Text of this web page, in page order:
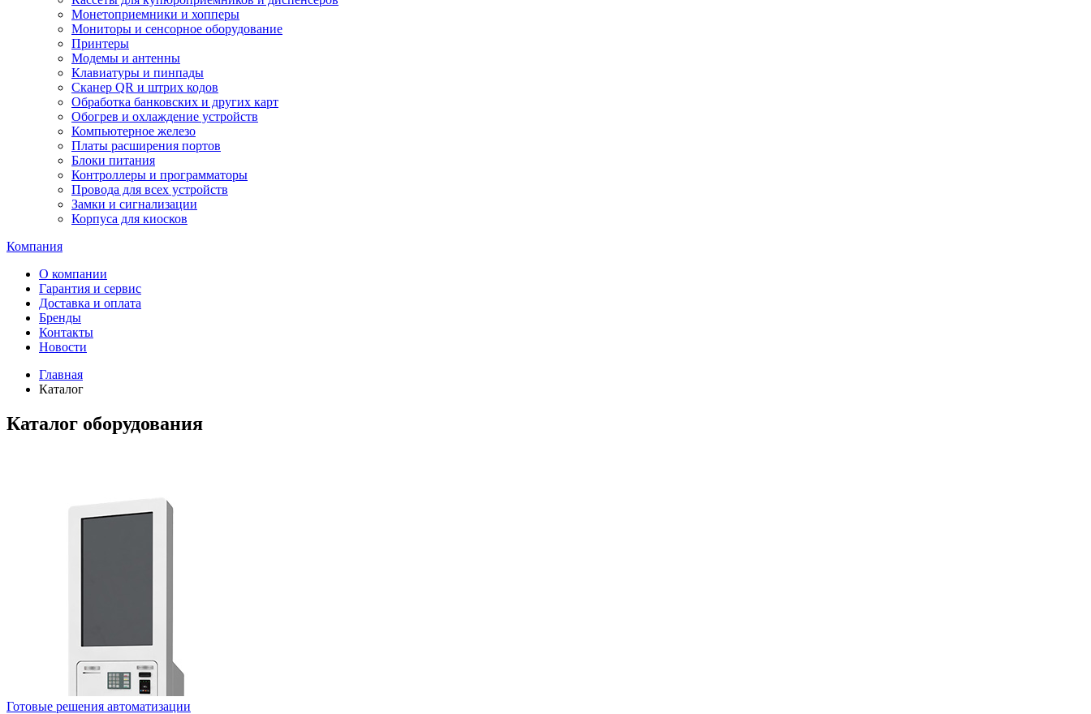
Монетоприемники и хопперы
Мониторы и сенсорное оборудование
Принтеры
Модемы и антенны
Клавиатуры и пинпады
Сканер QR и штрих кодов
Обработка банковских и других карт
Обогрев и охлаждение устройств
Компьютерное железо
Платы расширения портов
Блоки питания
Контроллеры и программаторы
Провода для всех устройств
Замки и сигнализации
Корпуса для киосков
Компания
О компании
Гарантия и сервис
Доставка и оплата
Бренды
Контакты
Новости
Главная
Каталог
Каталог оборудования
Готовые решения автоматизации